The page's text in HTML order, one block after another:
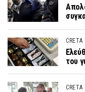
CRETA
του
CRETA